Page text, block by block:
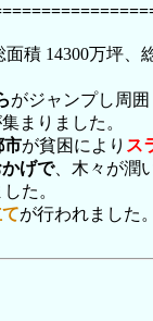
積 14300万坪、
がジャンプし周
まりました。
市が貧困により ス
げで、木々が潤
た。
が行われました。